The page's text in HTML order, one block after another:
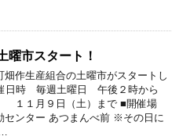
市スタート！
畑作生産組合の土曜市がスタートし
日時 毎週土曜日 午後２時から
（土）まで ■開催場
ンター あつまんべ前 ※その日に